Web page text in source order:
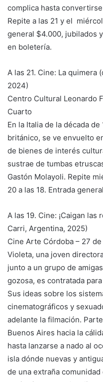
complica hasta
Repite a las 21 y el
general $4.000, jubilados
en boletería.
A las 21. Cine: La quimera
2024)
Centro Cultural Leonardo
Cuarto
En la Italia de la década
británico, se ve envuelto
de bienes de interés
sustrae de tumbas
Gastón Molayoli. Repite
20 a las 18. Entrada
A las 19. Cine: ¡Caigan
Carri, Argentina, 2025)
Cine Arte Córdoba – 27
Violeta, una joven
junto a un grupo de
gozosa, es contratada
Sus ideas sobre los
cinematográficos y
adelante la filmación.
Buenos Aires hacia la
hasta lanzarse a nado al
isla dónde nuevas y
de una extraña